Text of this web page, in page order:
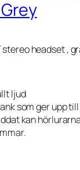
stereo headset ,
ljud
som ger upp
kan